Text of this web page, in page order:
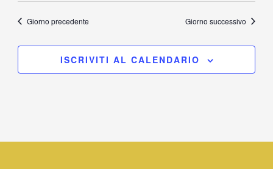
Giorno precedente Giorno successivo
ISCRIVITI AL CALENDARIO